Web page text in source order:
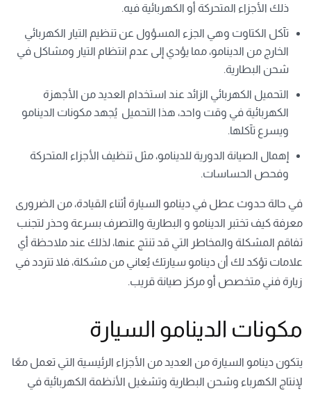
ذلك الأجزاء المتحركة أو الكهربائية فيه.
تآكل الكتاوت وهي الجزء المسؤول عن تنظيم التيار الكهربائي
الخارج من الدينامو، مما يؤدي إلى عدم انتظام التيار ومشاكل في
شحن البطارية.
التحميل الكهربائي الزائد عند استخدام العديد من الأجهزة
الكهربائية في وقت واحد، هذا التحميل يُجهد مكونات الدينامو
ويسرع تآكلها.
إهمال الصيانة الدورية للدينامو، مثل تنظيف الأجزاء المتحركة
وفحص الحساسات.
في حالة حدوث عطل في دينامو السيارة أثناء القيادة، من الضرورى
معرفة كيف تختبر الدينامو و البطارية والتصرف بسرعة وحذر لتجنب
تفاقم المشكلة والمخاطر التي قد تنتج عنها، لذلك عند ملاحظة أي
علامات تؤكد لك أن دينامو سيارتك يُعاني من مشكلة، فلا تتردد في
زيارة فني متخصص أو مركز صيانة قريب.
مكونات الدينامو السيارة
يتكون دينامو السيارة من العديد من الأجزاء الرئيسية التي تعمل معًا
لإنتاج الكهرباء وشحن البطارية وتشغيل الأنظمة الكهربائية في